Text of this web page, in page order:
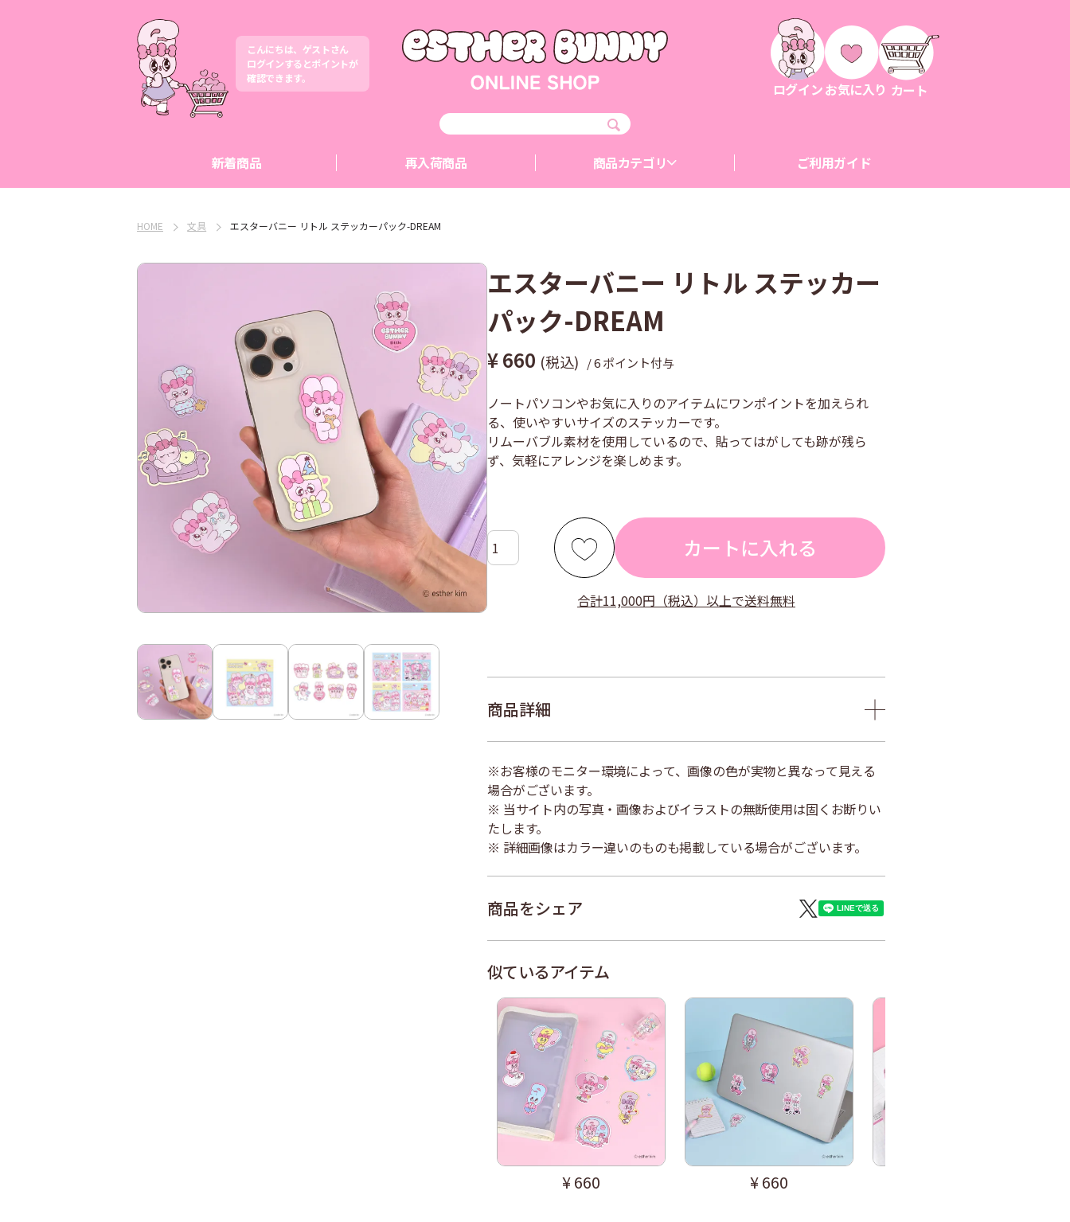
こんにちは、ゲストさん
ログインするとポイントが
確認できます。
ログインお気に入り カート
新着商品 再入荷商品 商品カテゴリ ご利用ガイド
HOME 文具 エスターバニー リトル ステッカーパック-DREAM
エスターバニー リトル ステッカー
パック-DREAM
¥660 税込 /6ポイント付与
ノートパソコンやお気に入りのアイテムにワンポイントを加えられ
る、使いやすいサイズのステッカーです。
リムーバブル素材を使用しているので、貼ってはがしても跡が残ら
ず、気軽にアレンジを楽しめます。
カートに入れる
合計11,000円（税込）以上で送料無料
商品詳細
※お客様のモニター環境によって、画像の色が実物と異なって見える
場合がございます。
※ 当サイト内の写真・画像およびイラストの無断使用は固くお断りい
たします。
※ 詳細画像はカラー違いのものも掲載している場合がございます。
商品をシェア
¥660 ¥660